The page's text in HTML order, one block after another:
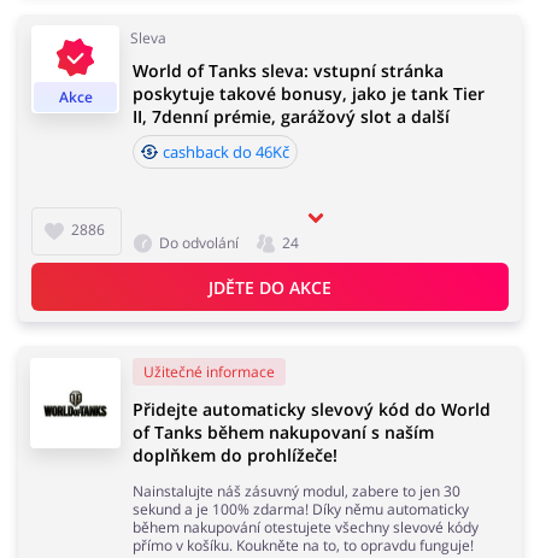
Domácnost a spotřebiče Turistika a cestování
Akce
Sleva
2886
World of Tanks sleva: vstupní stránka
poskytuje takové bonusy, jako je tank Tier
II, 7denní prémie, garážový slot a další
cashback do 46Kč
Do odvolání 24
JDĚTE DO AKCE
Užitečné informace
Přidejte automaticky slevový kód do World
of Tanks během nakupovaní s naším
doplňkem do prohlížeče!
Nainstalujte náš zásuvný modul, zabere to jen 30
sekund a je 100% zdarma! Díky němu automaticky
během nakupování otestujete všechny slevové kódy
přímo v košíku. Koukněte na to, to opravdu funguje!